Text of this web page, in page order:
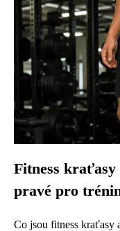
Fitness
pravé pro
Co jsou fitness kraťasy